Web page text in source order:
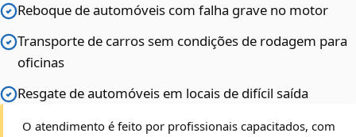
Reboque de automóveis com falha grave no motor
Transporte de carros sem condições de rodagem para
oficinas
Resgate de automóveis em locais de difícil saída
O atendimento é feito por profissionais capacitados, com